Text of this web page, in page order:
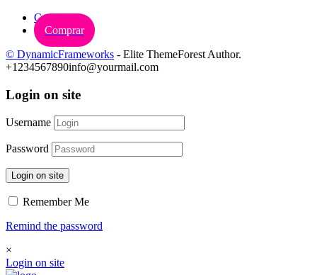
Carrinho
Comprar
© DynamicFrameworks - Elite ThemeForest Author.
+1234567890info@yourmail.com
Login on site
Username
Password
Login on site
Remember Me
Remind the password
×
Login on site